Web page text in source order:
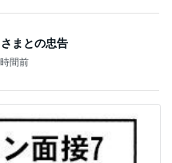
まとの忠告
間前